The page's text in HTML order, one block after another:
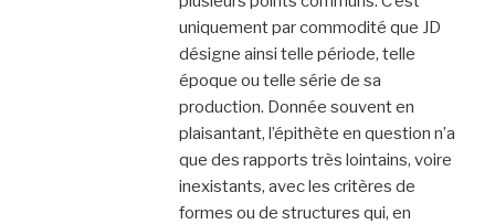
uniquement par commodité que JD
désigne ainsi telle période, telle
époque ou telle série de sa
production. Donnée souvent en
plaisantant, l’épithète en question n’a
que des rapports très lointains, voire
inexistants, avec les critères de
formes ou de structures qui, en